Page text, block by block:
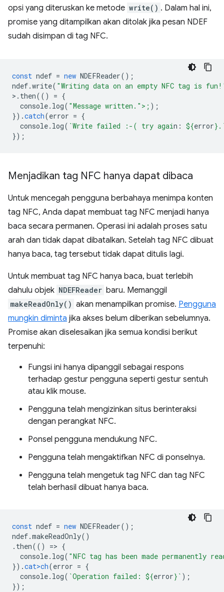
opsi yang diteruskan ke metode write() . Dalam hal ini,
promise yang ditampilkan akan ditolak jika pesan NDEF
sudah disimpan di tag NFC.
const ndef = new NDEFReader();
ndef.write( "Writing data on an empty NFC tag is
> . then(() = {
console. log( "Message written.">; );
}).catch(error = {
console. log( `Write failed :-( try again: ${error}
});
Menjadikan tag NFC hanya dapat dibaca
Untuk mencegah pengguna berbahaya menimpa konten
tag NFC, Anda dapat membuat tag NFC menjadi hanya
baca secara permanen. Operasi ini adalah proses satu
arah dan tidak dapat dibatalkan. Setelah tag NFC dibuat
hanya baca, tag tersebut tidak dapat ditulis lagi.
Untuk membuat tag NFC hanya baca, buat terlebih
dahulu objek NDEFReader baru. Memanggil
makeReadOnly() akan menampilkan promise. Pengguna
mungkin diminta jika akses belum diberikan sebelumnya.
Promise akan diselesaikan jika semua kondisi berikut
terpenuhi:
Fungsi ini hanya dipanggil sebagai respons
terhadap gestur pengguna seperti gestur sentuh
atau klik mouse.
Pengguna telah mengizinkan situs berinteraksi
dengan perangkat NFC.
Ponsel pengguna mendukung NFC.
Pengguna telah mengaktifkan NFC di ponselnya.
Pengguna telah mengetuk tag NFC dan tag NFC
telah berhasil dibuat hanya baca.
const ndef = new NDEFReader();
ndef.makeReadOnly()
. then(() => {
console. log( "NFC tag has been made permanently
}).cat>ch(error = {
console. log( `Operation failed: ${error} ` );
});